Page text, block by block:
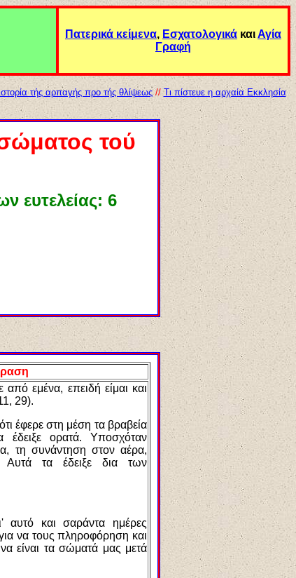
Πατερικά κείμενα, Εσχατολογικά καιΑγία
Γραφή
τής αρπαγής προ τής θλίψεως//Τι πίστευε η αρχαία Εκκλησία
τού
ευτελείας: 6
από εμένα, επειδή είμαι και
29).
έφερε στη μέση τα βραβεία
ορατά. Υποσχόταν
τη συνάντηση στον αέρα,
τα έδειξε δια των
αυτό και σαράντα ημέρες
να τους πληροφόρηση και
είναι τα σώματά μας μετά